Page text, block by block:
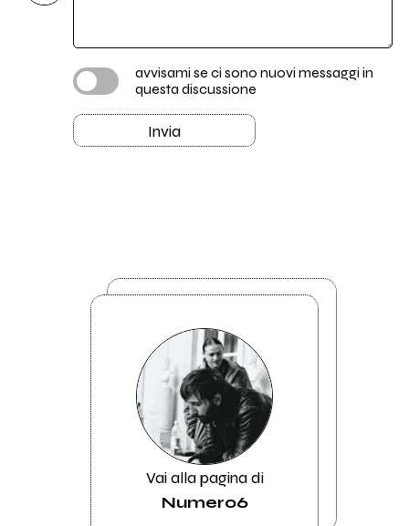
avvisami se ci sono nuovi messaggi in
questa discussione
Invia
Vai alla pagina di
Numero6